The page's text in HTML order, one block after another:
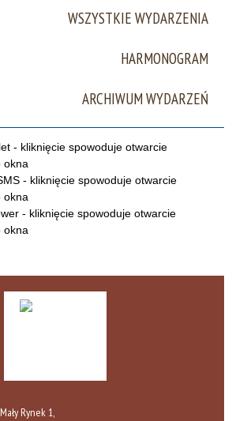
Promowane
WSZYSTKIE WYDARZENIA
HARMONOGRAM
ARCHIWUM WYDARZEŃ
Mały Rynek 1,